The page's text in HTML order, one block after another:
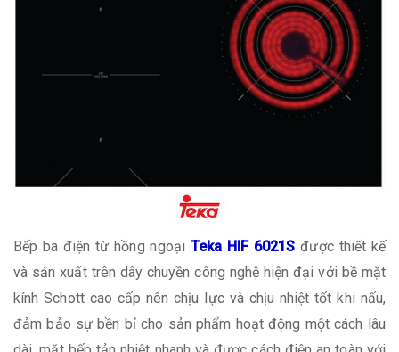
Bếp ba điện từ hồng ngoại Teka HIF 6021S được thiết kế
và sản xuất trên dây chuyền công nghệ hiện đại với bề mặt
kính Schott cao cấp nên chịu lực và chịu nhiệt tốt khi nấu,
đảm bảo sự bền bỉ cho sản phẩm hoạt động một cách lâu